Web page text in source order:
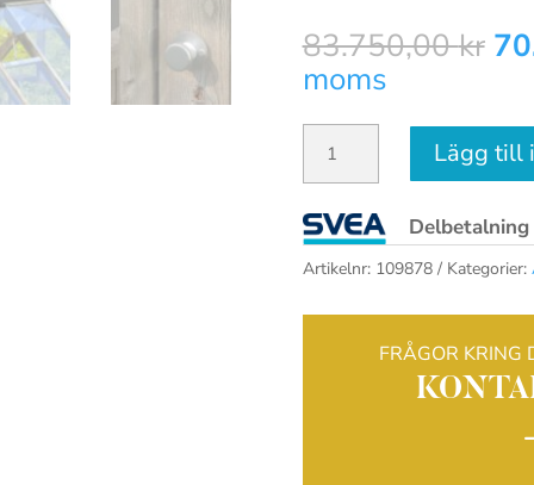
83.750,00kr
moms
19,3
m²
Lägg till
Artikelnr: 109878 Kategorier:
FRÅGOR KRING